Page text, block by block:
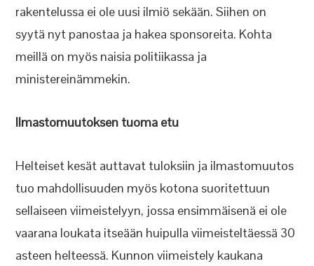
rakentelussa ei ole uusi ilmiö sekään. Siihen on
syytä nyt panostaa ja hakea sponsoreita. Kohta
meillä on myös naisia politiikassa ja
ministereinämmekin.
Ilmastomuutoksen tuoma etu
Helteiset kesät auttavat tuloksiin ja ilmastomuutos
tuo mahdollisuuden myös kotona suoritettuun
sellaiseen viimeistelyyn, jossa ensimmäisenä ei ole
vaarana loukata itseään huipulla viimeisteltäessä 30
asteen helteessä. Kunnon viimeistely kaukana